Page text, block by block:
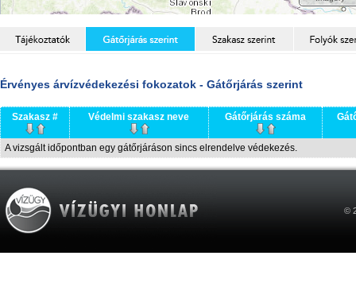
Érvényes árvízvédekezési fokozatok - Gátőrjárás szerint
Szakasz # Védelmi szakasz neve Gátőrjárás száma
A vizsgált időpontban egy gátőrjáráson sincs elrendelve védekezés.
©